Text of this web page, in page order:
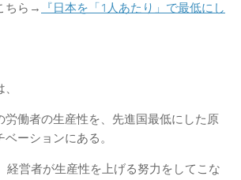
ちら→
『日本を「1人あたり」で最低にし
労働者の生産性を、先進国最低にした原
ーションにある。
経営者が生産性を上げる努力をしてこな